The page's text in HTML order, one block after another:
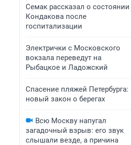
Семак рассказал о состоянии
Кондакова после
госпитализации
Электрички с Московского
вокзала переведут на
Рыбацкое и Ладожский
Спасение пляжей Петербурга:
новый закон о берегах
Всю Москву напугал
загадочный взрыв: его звук
слышали везде, а причина